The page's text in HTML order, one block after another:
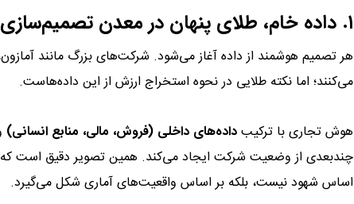
۱. داده خام، طلای پنهان در معدن تصمیم‌سازی
هر تصمیم هوشمند از داده آغاز می‌شود. شرکت‌های بزرگ مانند آمازون،
می‌کنند؛ اما نکته طلایی در نحوه استخراج ارزش از این داده‌هاست.
هوش تجاری با ترکیبداده‌های داخلی (فروش، مالی، منابع انسانی)
چندبعدی از وضعیت شرکت ایجاد می‌کند. همین تصویر دقیق است که
اساس شهود نیست، بلکه بر اساس واقعیت‌های آماری شکل می‌گیرد.